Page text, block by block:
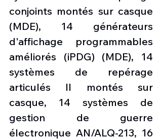
conjoints montés sur casque
(MDE), 14 générateurs
d'affichage programmables
améliorés (iPDG) (MDE), 14
systèmes de repérage
articulés II montés sur
casque, 14 systèmes de
gestion de guerre
électronique AN/ALQ-213, 16